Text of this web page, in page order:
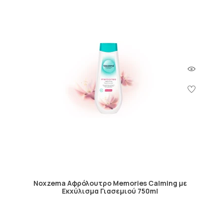
Noxzema Αφρόλουτρο Memories Calming με
Εκχύλισμα Γιασεμιού 750ml